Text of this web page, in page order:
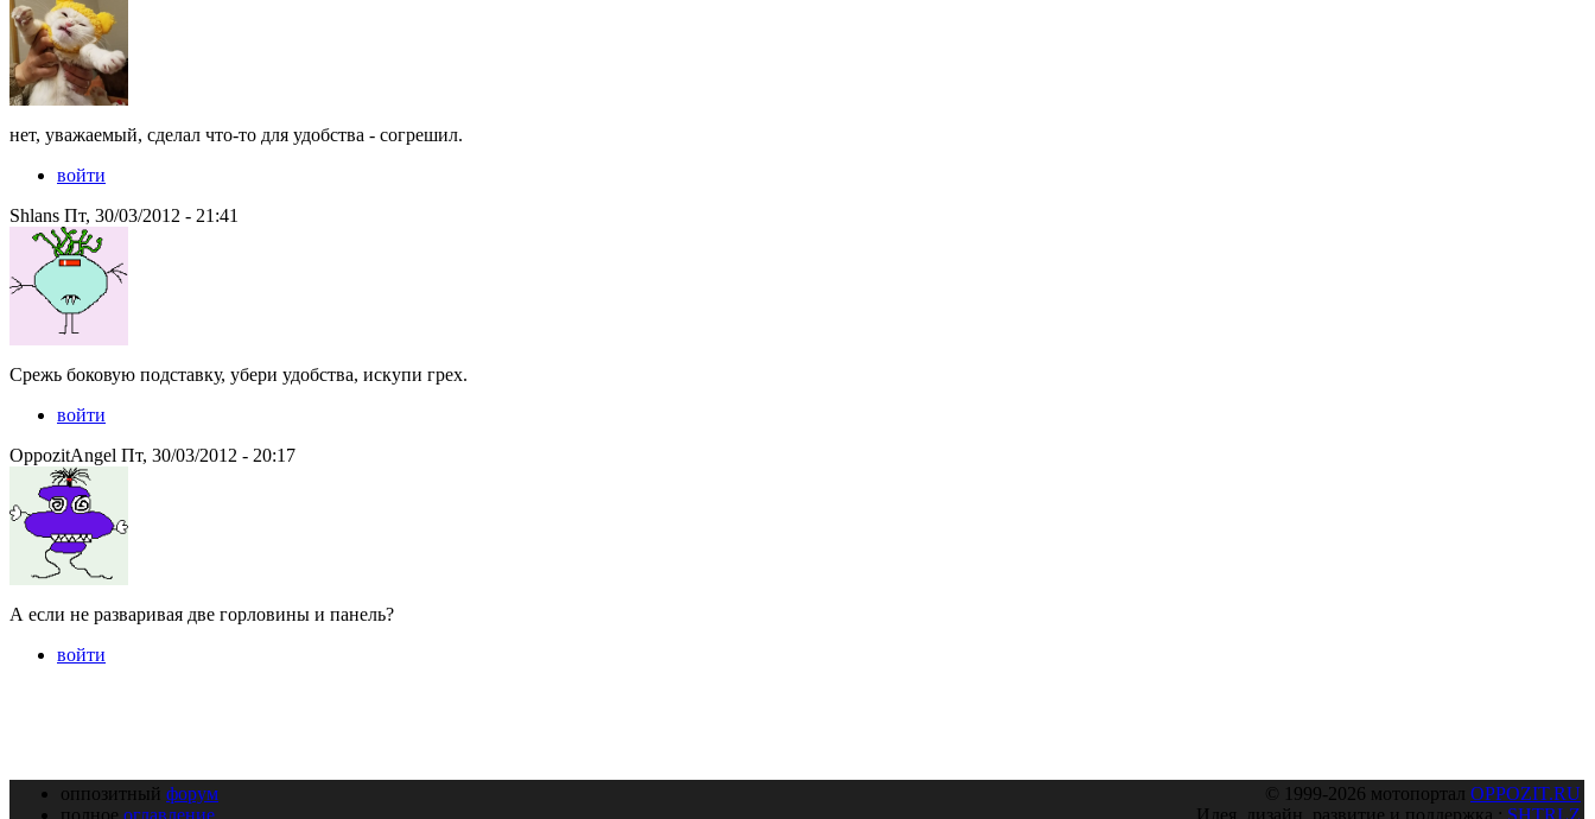
нет, уважаемый, сделал что-то для удобства - согрешил.
войти
Shlans Пт, 30/03/2012 - 21:41
Срежь боковую подставку, убери удобства, искупи грех.
войти
OppozitAngel Пт, 30/03/2012 - 20:17
А если не разваривая две горловины и панель?
войти
оппозитный форум
© 1999-2026 мотопортал OPPOZIT.RU